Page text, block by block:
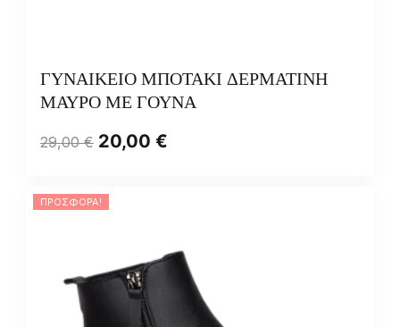
ΓΥΝΑΙΚΕΙΟ ΜΠΟΤΑΚΙ ΔΕΡΜΑΤΙΝΗ
ΜΑΥΡΟ ΜΕ ΓΟΥΝΑ
29,00€ 20,00 €
ΠΡΟΣΦΟΡΆ!